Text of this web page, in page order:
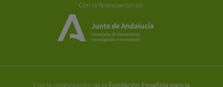
Con la financiación de:
Con la colaboración de la Fundación Española para la